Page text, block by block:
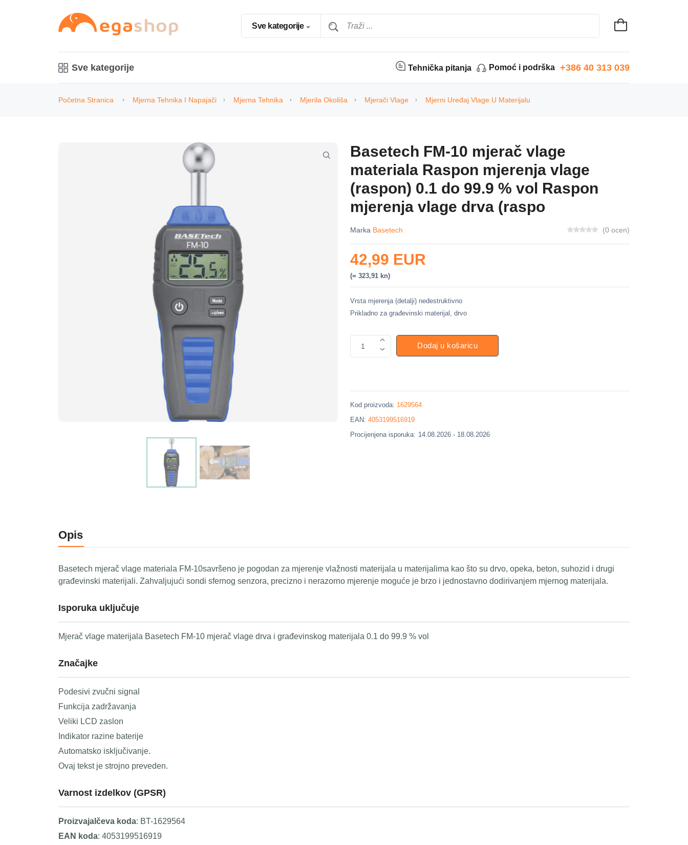
Sve kategorije
Sve kategorije Tehnička pitanja Pomoć i podrška +386 40 313 039
Početna Stranica Mjerna Tehnika I Napajači Mjerna Tehnika Mjerila Okoliša Mjerači Vlage Mjerni Uređaj Vlage U Materijalu
Basetech FM-10 mjerač vlage
materiala Raspon mjerenja vlage
(raspon) 0.1 do 99.9 % vol Raspon
mjerenja vlage drva (raspo
Marka Basetech (0 ocen)
42,99 EUR
(= 323,91 kn)
Vrsta mjerenja (detalji) nedestruktivno
Prikladno za građevinski materijal, drvo
1 Dodaj u košaricu
Kod proizvoda: 1629564
EAN: 4053199516919
Procijenjena isporuka: 14.08.2026 - 18.08.2026
Opis
Basetech mjerač vlage materiala FM-10savršeno je pogodan za mjerenje vlažnosti materijala u materijalima kao što su drvo, opeka, beton, suhozid i drugi
građevinski materijali. Zahvaljujući sondi sfernog senzora, precizno i nerazorno mjerenje moguće je brzo i jednostavno dodirivanjem mjernog materijala.
Isporuka uključuje
Mjerač vlage materijala Basetech FM-10 mjerač vlage drva i građevinskog materijala 0.1 do 99.9 % vol
Značajke
Podesivi zvučni signal
Funkcija zadržavanja
Veliki LCD zaslon
Indikator razine baterije
Automatsko isključivanje.
Ovaj tekst je strojno preveden.
Varnost izdelkov (GPSR)
Proizvajalčeva koda: BT-1629564
EAN koda: 4053199516919